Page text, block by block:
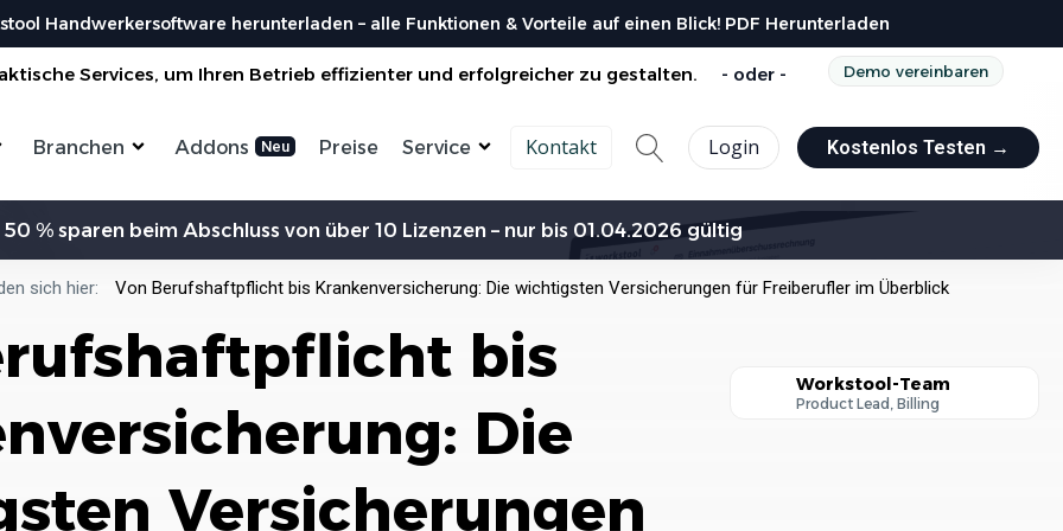
Handwerkersoftware herunterladen – alle Funktionen & Vorteile auf einen Blick! PDF Herunterladen
Services, um Ihren Betrieb effizienter und erfolgreicher zu gestalten. - oder - Demo vereinbaren
Aufträge verwalten
Bestellungen
Überischtlichen Projekten
Organisiere deine Aufträge in
Überischtlichen Projekten
Erweiterungen
Rest-API Schnittstelle
Einfacher Import von Daten oder
Lieferanten
DATEV Export
Übergeben Sie Ihre Daten ganze
Trockenbauer
Enegrieberater
Hausverwalter
Büroservice
Hausmeister
Gebäudereinigung
DATEV
Branchen Addons Preise Service
Magazin
Bei uns findest du spannendes Blogartikel
vieles mehr ...
Lexikon
Bei uns im Lexikon findest du zu allen
Roadmap & Ideen
innovative Ideen...
Vorlagen
Nutzen Sie unsere Kostenlosen Vorlagen um...
Kostenlose
Einfache Werte berechnen mit unseren
Rechnern...
Wer sind wir?
Workstool makes team work. Jung, Dynamisch
Kontakt Login Kostenlos Testen →
% sparen beim Abschluss von über 10 Lizenzen – nur bis 01.04.2026 gültig
sich hier: Von Berufshaftpflicht bis Krankenversicherung: Die wichtigsten Versicherungen für Freiberufler im Überblick
bis
Die
Versicherungen
Workstool-Team
Product Lead, Billing